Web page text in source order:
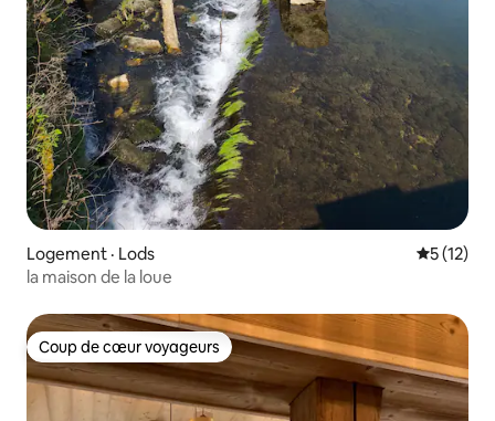
Logement · Lods Note
5 (12)
la maison de la loue
Coup de cœur voyageurs
Coup de cœur voyageurs